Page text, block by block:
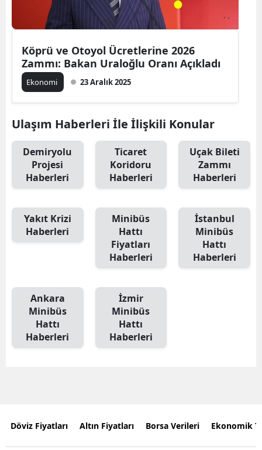
Köprü ve Otoyol Ücretlerine 2026
Zammı: Bakan Uraloğlu Oranı Açıkladı
Ekonomi 23 Aralık 2025
Ulaşım Haberleri İle İlişkili Konular
Demiryolu
Projesi
Haberleri
Ticaret
Koridoru
Haberleri
Uçak Bileti
Zammı
Haberleri
Yakıt Krizi
Haberleri
Minibüs
Hattı
Fiyatları
Haberleri
İstanbul
Minibüs
Hattı
Haberleri
Ankara
Minibüs
Hattı
Haberleri
İzmir
Minibüs
Hattı
Haberleri
Döviz Fiyatları Altın Fiyatları Borsa Verileri Ekonomik